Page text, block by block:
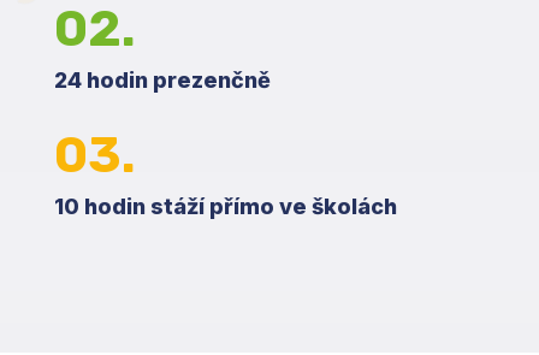
02.
24 hodin prezenčně
03.
10 hodin stáží přímo ve školách